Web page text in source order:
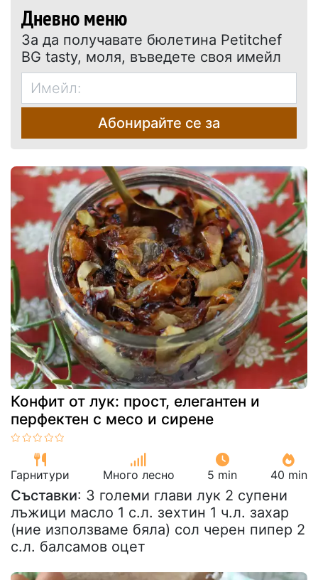
Дневно меню
За да получавате бюлетина Petitchef
BG tasty, моля, въведете своя имейл
Абонирайте се за
Конфит от лук: прост, елегантен и
перфектен с месо и сирене
Гарнитури Много лесно 5 min 40 min
Съставки: 3 големи глави лук 2 супени
лъжици масло 1 с.л. зехтин 1 ч.л. захар
(ние използваме бяла) сол черен пипер 2
с.л. балсамов оцет